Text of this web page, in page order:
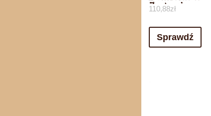
Zestawie
110,88zł
Sprawdź